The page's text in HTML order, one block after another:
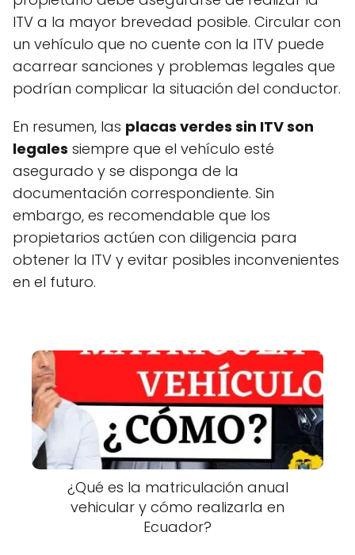
ITV a la mayor brevedad posible. Circular con
un vehículo que no cuente con la ITV puede
acarrear sanciones y problemas legales que
podrían complicar la situación del conductor.
En resumen, las placas verdes sin ITV son
legales siempre que el vehículo esté
asegurado y se disponga de la
documentación correspondiente. Sin
embargo, es recomendable que los
propietarios actúen con diligencia para
obtener la ITV y evitar posibles inconvenientes
en el futuro.
¿Qué es la matriculación anual
vehicular y cómo realizarla en
Ecuador?